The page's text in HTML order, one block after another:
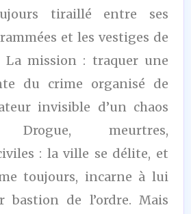
tiraillé entre ses
et les vestiges de
La mission : traquer une
du crime organisé de
invisible d’un chaos
Drogue, meurtres,
: la ville se délite, et
toujours, incarne à lui
bastion de l’ordre. Mais